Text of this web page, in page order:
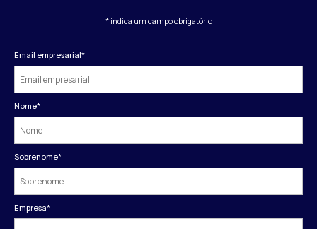
* indica um campo obrigatório
Email empresarial*
Nome*
Sobrenome*
Empresa*